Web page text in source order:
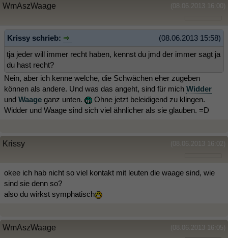
(08.06.2013 16:00)
WmAszWaage
(08.06.2013 15:58)
Krissy schrieb:
tja jeder will immer recht haben, kennst du jmd der immer sagt ja
du hast recht?
Nein, aber ich kenne welche, die Schwächen eher zugeben
können als andere. Und was das angeht, sind für mich Widder
und Waage ganz unten.
Ohne jetzt beleidigend zu klingen.
Widder und Waage sind sich viel ähnlicher als sie glauben. =D
(08.06.2013 16:02)
Krissy
okee ich hab nicht so viel kontakt mit leuten die waage sind, wie
sind sie denn so?
also du wirkst symphatisch
(08.06.2013 16:05)
WmAszWaage